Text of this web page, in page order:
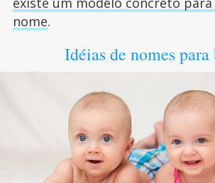
nome.
Idéias de nomes para